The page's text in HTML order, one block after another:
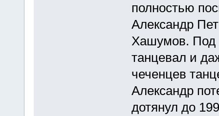
полностью
Александр
Хашумов. Под
танцевал и
чеченцев
Александр
дотянул до